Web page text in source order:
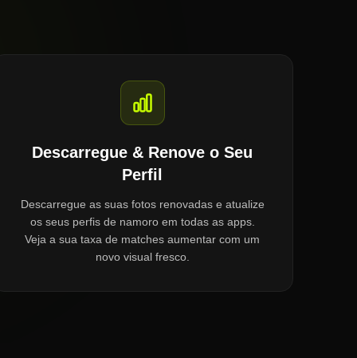
Descarregue & Renove o Seu
Perfil
Descarregue as suas fotos renovadas e atualize
os seus perfis de namoro em todas as apps.
Veja a sua taxa de matches aumentar com um
novo visual fresco.